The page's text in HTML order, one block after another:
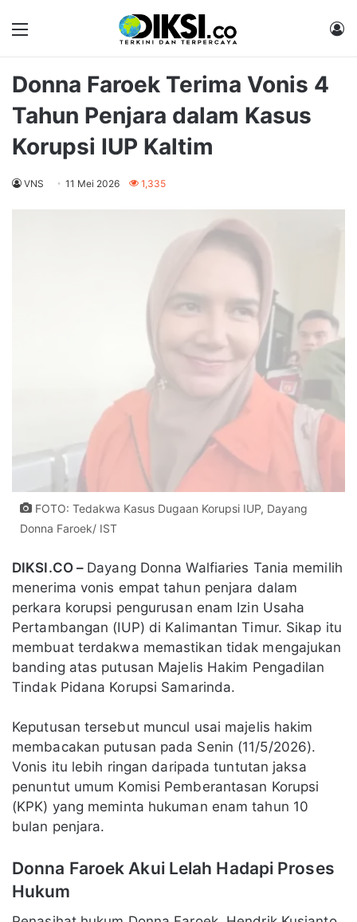
Menu
Donna Faroek Terima Vonis 4
Tahun Penjara dalam Kasus
Korupsi IUP Kaltim
VNS 11 Mei 2026 1,335
FOTO: Tedakwa Kasus Dugaan Korupsi IUP, Dayang
Donna Faroek/ IST
DIKSI.CO – Dayang Donna Walfiaries Tania memilih
menerima vonis empat tahun penjara dalam
perkara korupsi pengurusan enam Izin Usaha
Pertambangan (IUP) di Kalimantan Timur. Sikap itu
membuat terdakwa memastikan tidak mengajukan
banding atas putusan Majelis Hakim Pengadilan
Tindak Pidana Korupsi Samarinda.
Keputusan tersebut muncul usai majelis hakim
membacakan putusan pada Senin (11/5/2026).
Vonis itu lebih ringan daripada tuntutan jaksa
penuntut umum Komisi Pemberantasan Korupsi
(KPK) yang meminta hukuman enam tahun 10
bulan penjara.
Donna Faroek Akui Lelah Hadapi Proses
Hukum